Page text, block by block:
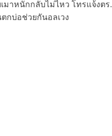
มาหนักกลับไม่ไหว โทรแจ้งตร
กบ่อช่วยกันอลเวง